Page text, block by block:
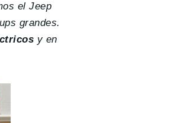
el Jeep
grandes.
y en